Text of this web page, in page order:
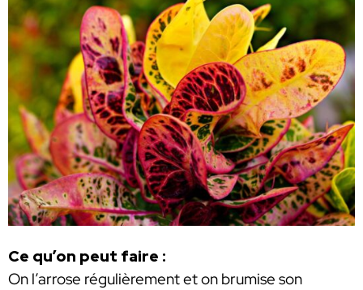
Ce qu’on peut faire :
On l’arrose régulièrement et on brumise son